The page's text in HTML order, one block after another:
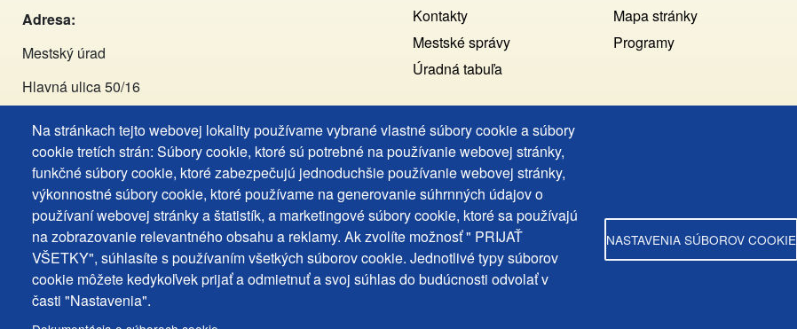
Na stránkach tejto webovej lokality používame vybrané vlastné súbory cookie a súbory
cookie tretích strán: Súbory cookie, ktoré sú potrebné na používanie webovej stránky,
funkčné súbory cookie, ktoré zabezpečujú jednoduchšie používanie webovej stránky,
výkonnostné súbory cookie, ktoré používame na generovanie súhrnných údajov o
používaní webovej stránky a štatistík, a marketingové súbory cookie, ktoré sa používajú
na zobrazovanie relevantného obsahu a reklamy. Ak zvolíte možnosť " PRIJAŤ
VŠETKY", súhlasíte s používaním všetkých súborov cookie. Jednotlivé typy súborov
cookie môžete kedykoľvek prijať a odmietnuť a svoj súhlas do budúcnosti odvolať v
časti "Nastavenia".
NASTAVENIA SÚBOROV COOKIE
Adresa:
Mestský úrad
Hlavná ulica 50/16
929 01 Dunajská Streda
Tel:+421 (031) 590 3911
Email: primator@dunstreda.eu
Facebook:
https://www.facebook.com/Mesto.Dunajska.Streda.Dunaszerdahely.Varos
Instagram:https://www.instagram.com/mestods_dunaszerdahelyvaros/
Footer
MENU
Kontakty
Mapa stránky
Mestské správy
Programy
Úradná tabuľa
Copyright © Mesto Dunajská Streda, 2025
web design:epix media